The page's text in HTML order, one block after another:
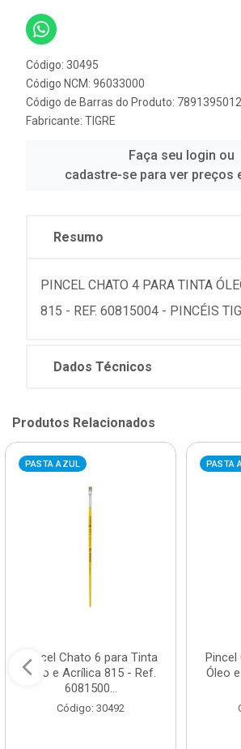
Código: 30495
Código NCM: 96033000
Código de Barras do Produto:
Fabricante: TIGRE
Faça seu login ou
cadastre-se para ver preços
Resumo
PINCEL CHATO 4 PARA TINTA
815 - REF. 60815004 - PINCÉIS
Dados Técnicos
Produtos Relacionados
PASTA AZUL
Pincel Chato 6 para Tinta
Óleo e Acrílica 815 - Ref.
6081500...
Código: 30492
PASTA
Pincel
Óleo